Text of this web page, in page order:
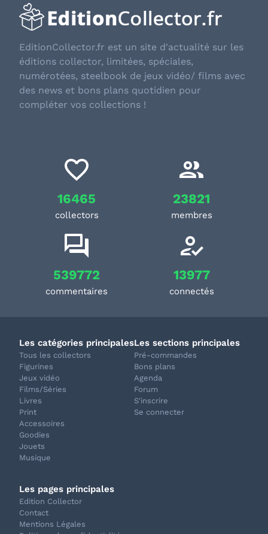
EditionCollector.fr est un site d'actualité sur les
éditions collector, limitées, spéciales,
numérotées, steelbook de jeux vidéo/ films avec
des news et bons plans quotidien pour
compléter vos collections !
16465
collectors
23821
membres
539772
commentaires
13977
connectés
Les catégories principales
Tous les collectors
Figurines
Jeux vidéo
Films/Séries
Livres
Print
Accessoires
Goodies
Jouets
Musique
Les sections principales
Pré-commandes
Bons plans
Agenda
Forum
S'inscrire
Se connecter
Les pages principales
Edition Collector
Contact
Mentions Légales